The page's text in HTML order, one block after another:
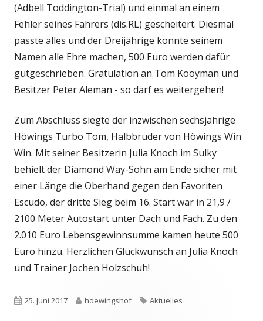
(Adbell Toddington-Trial) und einmal an einem
Fehler seines Fahrers (dis.RL) gescheitert. Diesmal
passte alles und der Dreijährige konnte seinem
Namen alle Ehre machen, 500 Euro werden dafür
gutgeschrieben. Gratulation an Tom Kooyman und
Besitzer Peter Aleman - so darf es weitergehen!
Zum Abschluss siegte der inzwischen sechsjährige
Höwings Turbo Tom, Halbbruder von Höwings Win
Win. Mit seiner Besitzerin Julia Knoch im Sulky
behielt der Diamond Way-Sohn am Ende sicher mit
einer Länge die Oberhand gegen den Favoriten
Escudo, der dritte Sieg beim 16. Start war in 21,9 /
2100 Meter Autostart unter Dach und Fach. Zu den
2.010 Euro Lebensgewinnsumme kamen heute 500
Euro hinzu. Herzlichen Glückwunsch an Julia Knoch
und Trainer Jochen Holzschuh!
Veröffentlicht
25. Juni 2017 Autor
hoewingshof Schlagwörter
Aktuelles